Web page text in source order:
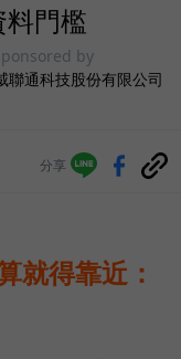
門檻
by
聯通科技股份有限公司
分享
就得靠近：